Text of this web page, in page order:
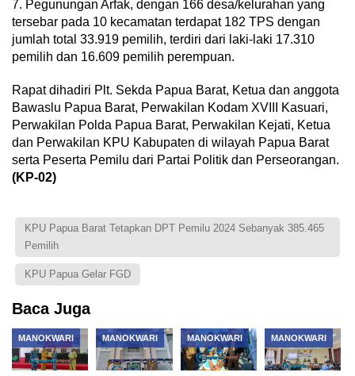
7. Pegunungan Arfak, dengan 166 desa/kelurahan yang
tersebar pada 10 kecamatan terdapat 182 TPS dengan
jumlah total 33.919 pemilih, terdiri dari laki-laki 17.310
pemilih dan 16.609 pemilih perempuan.
Rapat dihadiri Plt. Sekda Papua Barat, Ketua dan anggota
Bawaslu Papua Barat, Perwakilan Kodam XVIII Kasuari,
Perwakilan Polda Papua Barat, Perwakilan Kejati, Ketua
dan Perwakilan KPU Kabupaten di wilayah Papua Barat
serta Peserta Pemilu dari Partai Politik dan Perseorangan.
(KP-02)
KPU Papua Barat Tetapkan DPT Pemilu 2024 Sebanyak 385.465
Pemilih
KPU Papua Gelar FGD
Baca Juga
MANOKWARI MANOKWARI MANOKWARI MANOKWARI